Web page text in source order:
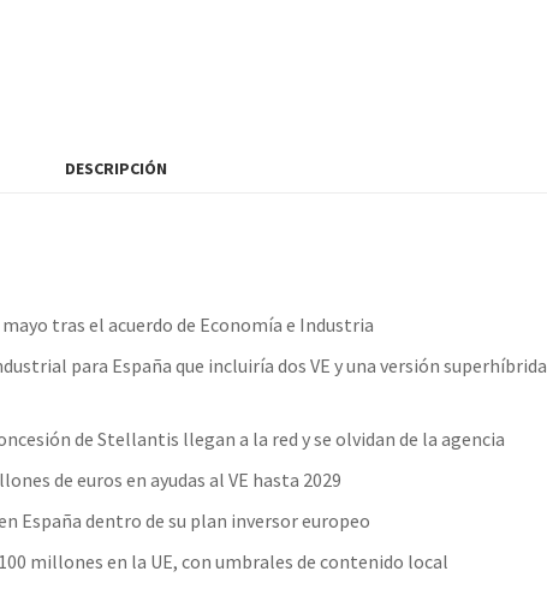
DESCRIPCIÓN
tras el acuerdo de Economía e Industria
para España que incluiría dos VE y una versión superhíbrida
de Stellantis llegan a la red y se olvidan de la agencia
de euros en ayudas al VE hasta 2029
España dentro de su plan inversor europeo
millones en la UE, con umbrales de contenido local